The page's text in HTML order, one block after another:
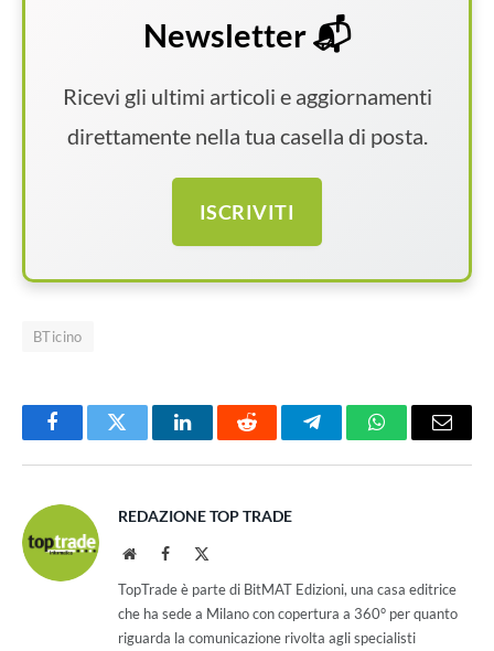
Newsletter 📬
Ricevi gli ultimi articoli e aggiornamenti
direttamente nella tua casella di posta.
ISCRIVITI
BTicino
FacebookTwitter LinkedInReddit TelegramWhatsAppEmail
REDAZIONE TOP TRADE
WebsiteFacebook
TopTrade è parte di BitMAT Edizioni, una casa editrice
che ha sede a Milano con copertura a 360° per quanto
riguarda la comunicazione rivolta agli specialisti